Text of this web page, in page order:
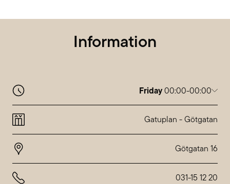
Information
Friday00:00-00:00
Monday
06:00-02:00
06:00-02:00
00:00-00:00
Gatuplan -Götgatan
031-15 12 20